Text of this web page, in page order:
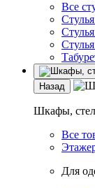
Все
Назад
Шкафы,
Все
Для